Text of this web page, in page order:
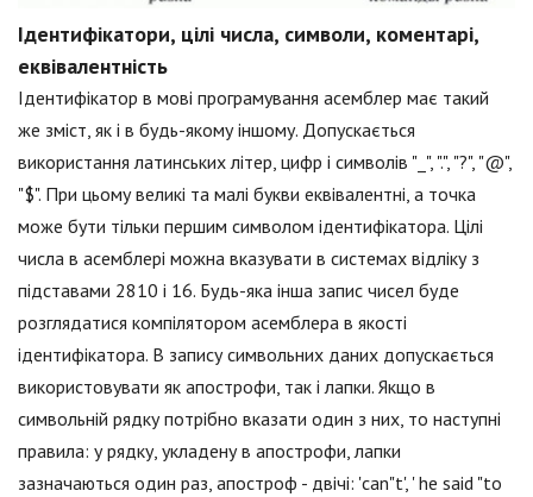
Ідентифікатори, цілі числа, символи, коментарі,
еквівалентність
Ідентифікатор в мові програмування асемблер має такий
же зміст, як і в будь-якому іншому. Допускається
використання латинських літер, цифр і символів "_", ".", "?", "@",
"$". При цьому великі та малі букви еквівалентні, а точка
може бути тільки першим символом ідентифікатора. Цілі
числа в асемблері можна вказувати в системах відліку з
підставами 2810 і 16. Будь-яка інша запис чисел буде
розглядатися компілятором асемблера в якості
ідентифікатора. В запису символьних даних допускається
використовувати як апострофи, так і лапки. Якщо в
символьній рядку потрібно вказати один з них, то наступні
правила: у рядку, укладену в апострофи, лапки
зазначаються один раз, апостроф - двічі: 'can"t', ' he said "to